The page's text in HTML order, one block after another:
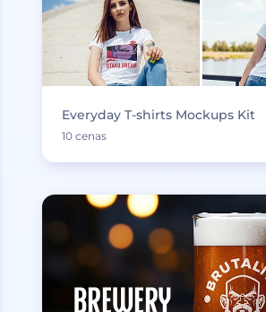
Everyday T-shirts Mockups Kit
10 cenas